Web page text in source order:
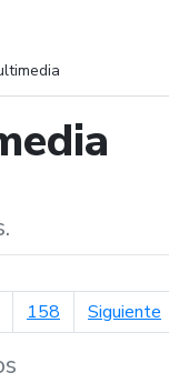
de búsqueda
158 Siguiente